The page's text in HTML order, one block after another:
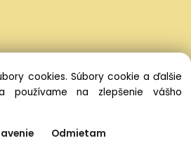
na predajne
59 €,-
- výhody
cookies. Súbory cookie a ďalšie
používame na zlepšenie vášho
Odmietam